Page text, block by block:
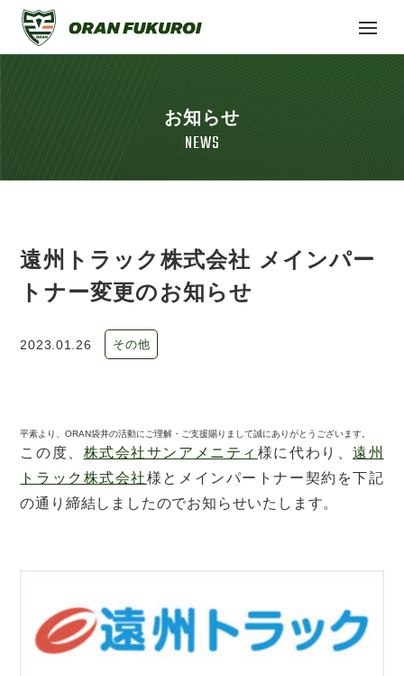
お知らせ
NEWS
遠州トラック株式会社 メインパー
トナー変更のお知らせ
2023.01.26 その他
平素より、ORAN袋井の活動にご理解・ご支援賜りまして誠にありがとうございます。
この度、 株式会社サンアメニティ 様に代わり、遠州
トラック株式会社様とメインパートナー契約を下記
の通り締結しましたのでお知らせいたします。